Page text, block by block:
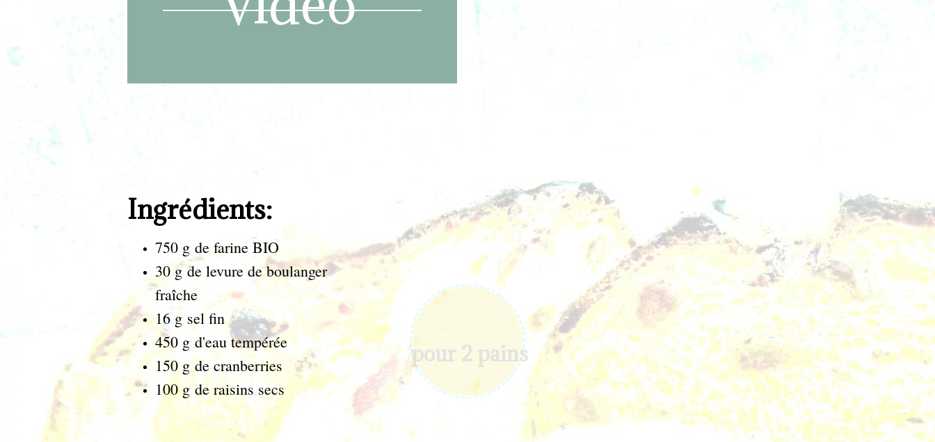
Ingrédients:
750 g de farine BIO
30 g de levure de boulanger
fraîche
16 g sel fin
450 g d'eau tempérée
150 g de cranberries
100 g de raisins secs
pour 2 pains